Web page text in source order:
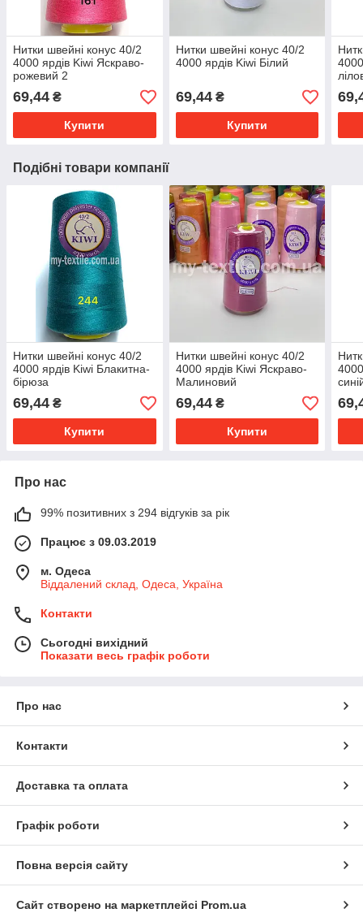
Нитки швейні конус 40/2
4000 ярдів Kiwi Яскраво-
рожевий 2
69,44 ₴
Купити
Нитки швейні конус 40/2
4000 ярдів Kiwi Білий
69,44₴
Купити
Подібні товари компанії
Нитки швейні конус 40/2
4000 ярдів Kiwi Блакитна-
бірюза
69,44 ₴
Купити
Нитки швейні конус 40/2
4000 ярдів Kiwi Яскраво-
Малиновий
69,44₴
Купити
Про нас
99% позитивних з 294 відгуків за рік
Працює з 09.03.2019
м. Одеса
Віддалений склад, Одеса, Україна
Контакти
Сьогодні вихідний
Показати весь графік роботи
Про нас
Контакти
Доставка та оплата
Графік роботи
Повна версія сайту
Сайт створено на маркетплейсі Prom.ua